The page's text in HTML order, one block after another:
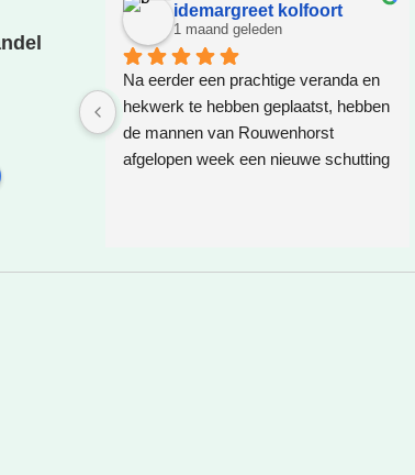
idemargreet kolfoort
1 maand geleden
Na eerder een prachtige veranda en
hekwerk te hebben geplaatst, hebben
de mannen van Rouwenhorst
afgelopen week een nieuwe schutting